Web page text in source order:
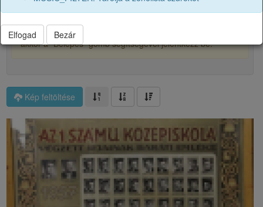
a tartalmukat. Ha szeretnéd teljes felbontásban látni őket,
akkor a "Belépés" gomb segítségével jelentkezz be.
Kép feltöltése
Elfogad Bezár